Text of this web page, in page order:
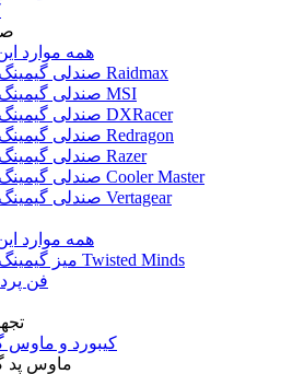
همه موارد
صندلی گیمینگ Raidmax
صندلی گیمینگ MSI
صندلی گیمینگ DXRacer
صندلی گیمینگ Redragon
صندلی گیمینگ Razer
صندلی گیمینگ Cooler Master
صندلی گیمینگ Vertagear
همه موارد
میز گیمینگ Twisted Minds
فن
کیبورد و ماوس
ماوس پد